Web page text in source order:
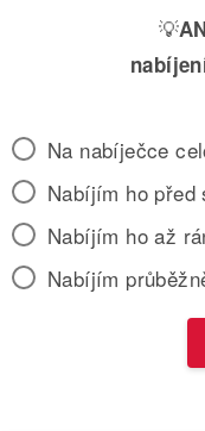
💡
Na nabíječce
Nabíjím ho před
Nabíjím ho až
Nabíjím